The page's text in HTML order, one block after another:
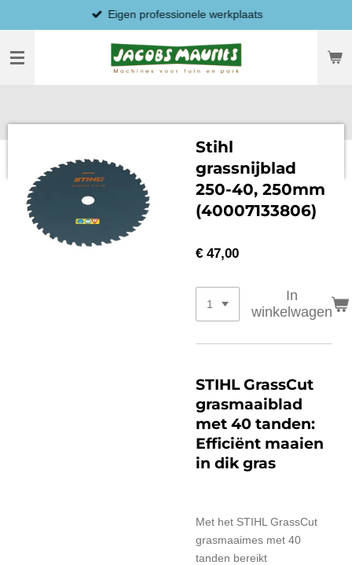
direct
naar
hoofdinhoud
Eigen professionele werkplaats
Stihl
grassnijblad
250-40, 250mm
(40007133806)
€ 47,00
In
winkelwagen
STIHL GrassCut
grasmaaiblad
met 40 tanden:
Efficiënt maaien
in dik gras
Met het STIHL GrassCut
grasmaaimes met 40
tanden bereikt